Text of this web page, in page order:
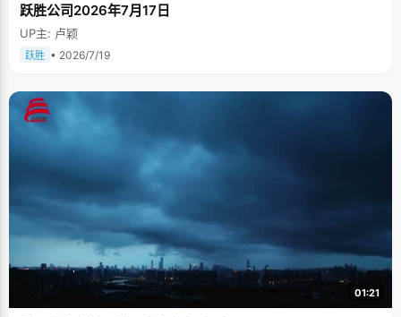
跃胜公司2026年7月17日
UP主: 卢颖
跃胜 • 2026/7/19
01:21